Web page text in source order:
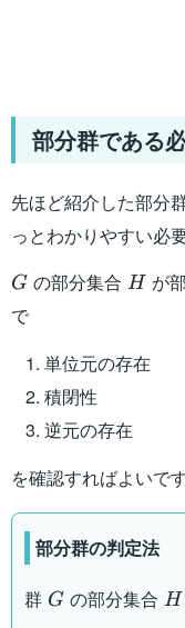
部分群である
先ほど紹介した部分
っとわかりやすい必
G
G の部分集合 H
H が
で
単位元の存在
積閉性
逆元の存在
を確認すればよいです
部分群の判定法
群 G
G の部分集合 H
H